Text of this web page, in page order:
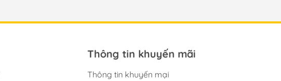
Thông tin khuyến mãi
Thông tin khuyến mại